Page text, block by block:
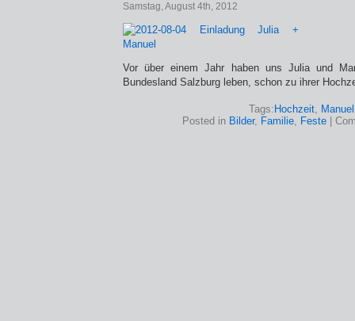
Samstag, August 4th, 2012
Vor über einem Jahr haben uns Julia und
Bundesland Salzburg leben, schon zu ihrer
Tags: Hochzeit, Manuel
Posted in Bilder, Familie, Feste